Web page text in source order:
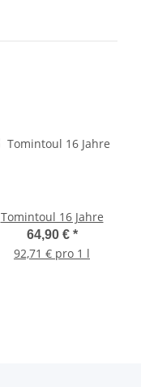
Tomintoul 16 Jahre
64,90 € *
92,71 € pro 1 l